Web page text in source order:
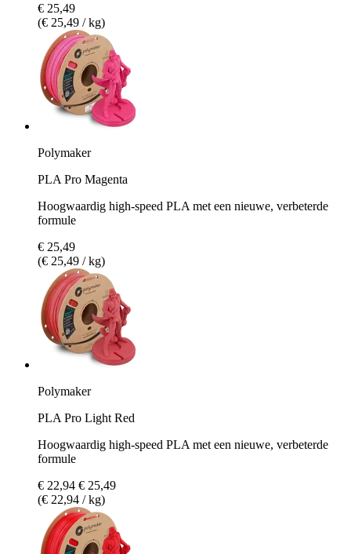
€ 25,49
(€ 25,49 / kg)
Polymaker
PLA Pro Magenta
Hoogwaardig high-speed PLA met een nieuwe, verbeterde
formule
€ 25,49
(€ 25,49 / kg)
Polymaker
PLA Pro Light Red
Hoogwaardig high-speed PLA met een nieuwe, verbeterde
formule
€ 22,94 € 25,49
(€ 22,94 / kg)